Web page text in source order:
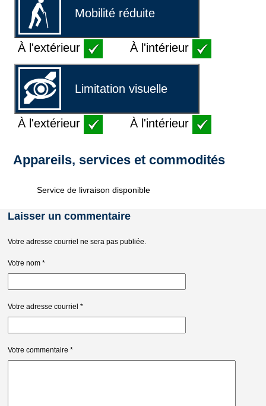
Mobilité réduite
À l'extérieur À l'intérieur
Limitation visuelle
À l'extérieur À l'intérieur
Appareils, services et commodités
Service de livraison disponible
Laisser un commentaire
Votre adresse courriel ne sera pas publiée.
Votre nom *
Votre adresse courriel *
Votre commentaire *